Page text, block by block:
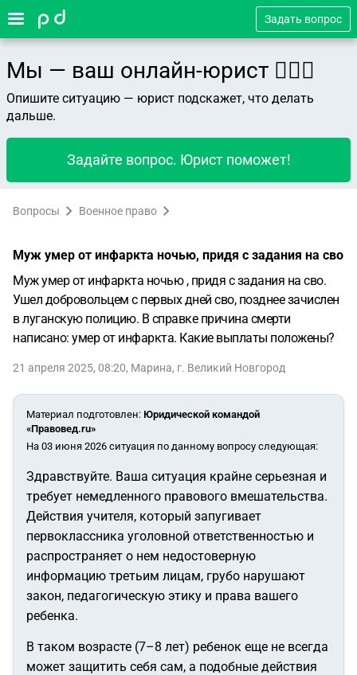
Задать вопрос
Мы — ваш онлайн-юрист 👨🏻‍⚖️
Опишите ситуацию — юрист подскажет, что делать
дальше.
Задайте вопрос. Юрист поможет!
Вопросы Военное право
Муж умер от инфаркта ночью, придя с задания на сво
Муж умер от инфаркта ночью , придя с задания на сво.
Ушел добровольцем с первых дней сво, позднее зачислен
в луганскую полицию. В справке причина смерти
написано: умер от инфаркта. Какие выплаты положены?
21 апреля 2025, 08:20, Марина, г. Великий Новгород
Материал подготовлен: Юридической командой
«Правовед.ru»
На 03 июня 2026 ситуация по данному вопросу следующая:
Здравствуйте. Ваша ситуация крайне серьезная и
требует немедленного правового вмешательства.
Действия учителя, который запугивает
первоклассника уголовной ответственностью и
распространяет о нем недостоверную
информацию третьим лицам, грубо нарушают
закон, педагогическую этику и права вашего
ребенка.
В таком возрасте (7–8 лет) ребенок еще не всегда
может защитить себя сам, а подобные действия